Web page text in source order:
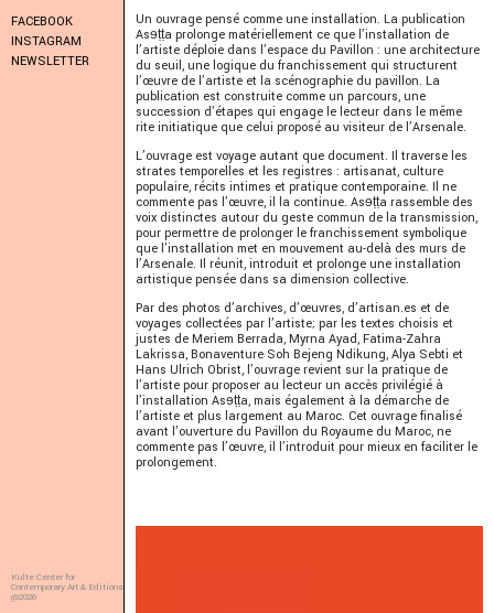
FACEBOOK
INSTAGRAM
NEWSLETTER
Kulte Center for
Contemporary Art & Editions
@2026
Un ouvrage pensé comme une installation. La publication
Asɘṭṭa prolonge matériellement ce que l’installation de
l’artiste déploie dans l’espace du Pavillon : une architecture
du seuil, une logique du franchissement qui structurent
l’œuvre de l’artiste et la scénographie du pavillon. La
publication est construite comme un parcours, une
succession d’étapes qui engage le lecteur dans le même
rite initiatique que celui proposé au visiteur de l’Arsenale.
L’ouvrage est voyage autant que document. Il traverse les
strates temporelles et les registres : artisanat, culture
populaire, récits intimes et pratique contemporaine. Il ne
commente pas l’œuvre, il la continue. Asɘṭṭa rassemble des
voix distinctes autour du geste commun de la transmission,
pour permettre de prolonger le franchissement symbolique
que l’installation met en mouvement au-delà des murs de
l’Arsenale. Il réunit, introduit et prolonge une installation
artistique pensée dans sa dimension collective.
Par des photos d’archives, d’œuvres, d’artisan.es et de
voyages collectées par l’artiste; par les textes choisis et
justes de Meriem Berrada, Myrna Ayad, Fatima-Zahra
Lakrissa, Bonaventure Soh Bejeng Ndikung, Alya Sebti et
Hans Ulrich Obrist, l’ouvrage revient sur la pratique de
l’artiste pour proposer au lecteur un accès privilégié à
l’installation Asɘṭṭa, mais également à la démarche de
l’artiste et plus largement au Maroc. Cet ouvrage finalisé
avant l’ouverture du Pavillon du Royaume du Maroc, ne
commente pas l’œuvre, il l’introduit pour mieux en faciliter le
prolongement.